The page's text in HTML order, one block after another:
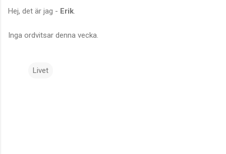
Hej, det är jag - Erik
Inga ordvitsar denna vecka.
Livet